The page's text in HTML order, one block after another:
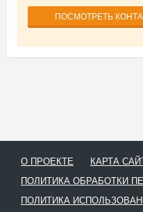
ПОСМОТРЕТЬ
О ПРОЕКТЕ
КАРТА
ПОЛИТИКА ОБРАБОТКИ
ПОЛИТИКА